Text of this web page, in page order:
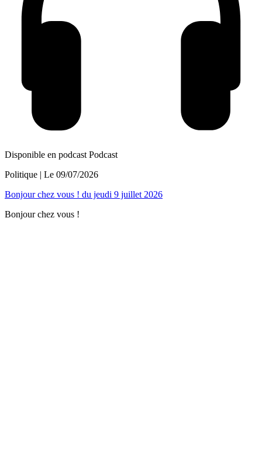
Disponible en podcast Podcast
Politique | Le 09/07/2026
Bonjour chez vous ! du jeudi 9 juillet 2026
Bonjour chez vous !